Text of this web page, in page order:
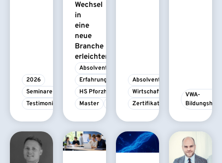
2026
Seminare
Testimonial
Wechsel
in
eine
neue
Branche
erleichtert
Absolvent/-in
Erfahrungsbericht
HS Pforzheim
Master
Absolvent/-in
Wirtschaftspsychologie
Zertifikatskurs
VWA-
Bildungshaus